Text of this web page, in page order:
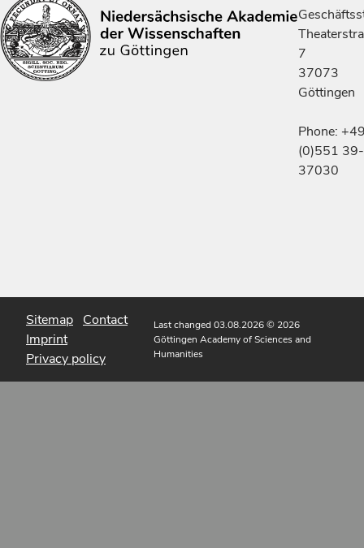
7
37073
Göttingen
Phone:
(0)551 39-
37030
Sitemap Contact
Imprint
Privacy policy
Last changed 03.08.2026© 2026
Göttingen Academy of Sciences and
Humanities